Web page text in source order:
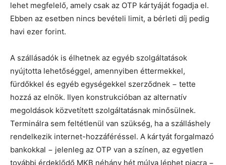
lehet megfelelő, amely csak az OTP kártyáját fogadja el.
Ebben az esetben nincs bevételi limit, a bérleti díj pedig
havi ezer forint.
A szállásadók is élhetnek az egyéb szolgáltatások
nyújtotta lehetőséggel, amennyiben éttermekkel,
fürdőkkel és egyéb egységekkel szerződnek − tette
hozzá az elnök. Ilyen konstrukcióban az alternatív
megoldások közvetített szolgáltatásnak minősülnek.
Terminálra sem feltétlenül van szükség, ha a szálláshely
rendelkezik internet-hozzáféréssel. A kártyát forgalmazó
bankokkal − jelenleg az OTP van a színen, az egyetlen
további érdeklődő MKB néhány hét múlva léphet piacra −